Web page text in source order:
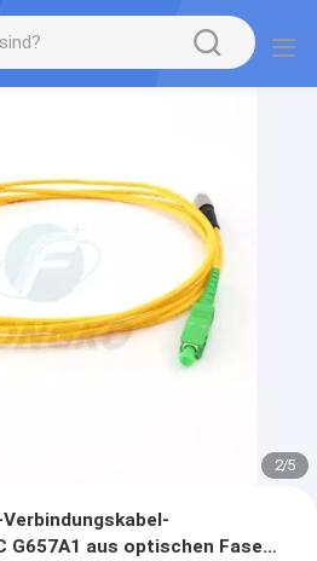
3/5
G657A1 aus optischen Fasern